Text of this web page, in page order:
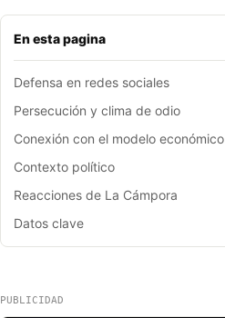
En esta pagina
Defensa en redes sociales
Persecución y clima de odio
Conexión con el modelo económico
Contexto político
Reacciones de La Cámpora
Datos clave
PUBLICIDAD